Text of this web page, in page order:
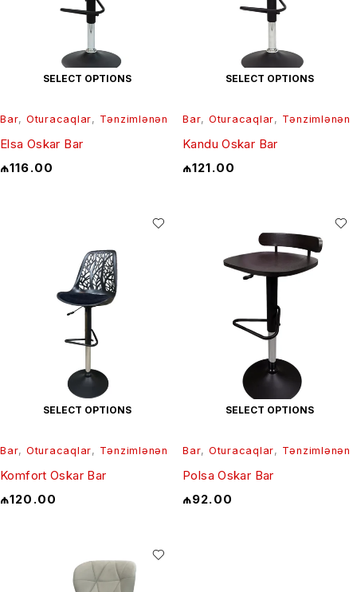
SELECT OPTIONS
Bar, Oturacaqlar, Tənzimlənən
Elsa Oskar Bar
₼116.00
SELECT OPTIONS
Bar, Oturacaqlar, Tənzimlənən
Kandu Oskar Bar
₼121.00
SELECT OPTIONS
Bar, Oturacaqlar, Tənzimlənən
Komfort Oskar Bar
₼120.00
SELECT OPTIONS
Bar, Oturacaqlar, Tənzimlənən
Polsa Oskar Bar
₼92.00